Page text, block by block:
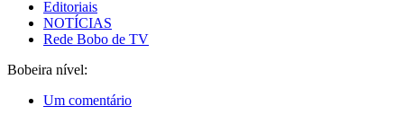
Editoriais
NOTÍCIAS
Rede Bobo de TV
Bobeira nível:
Um comentário